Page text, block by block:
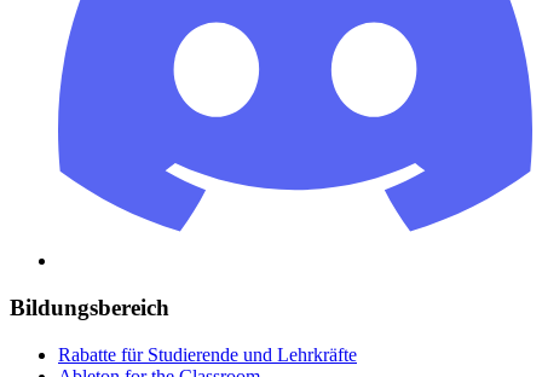
Bildungsbereich
Rabatte für Studierende und Lehrkräfte